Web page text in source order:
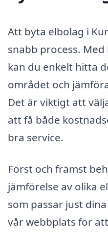
Att byta elbolag i
snabb process.
kan du enkelt hitta
området och
Det är viktigt att
att få både
bra service.
Först och främst
jämförelse av olika
som passar just
vår webbplats för